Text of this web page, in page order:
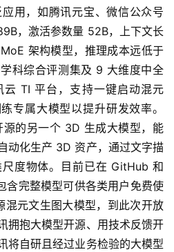
用，如腾讯元宝、微信公众号
，激活参数量 52B，上下文长
架构模型，推理成本远低于
科综合评测集及 9 大维度中全
TI 平台，支持一键启动混元
专属大模型以提升研发效率。
的另一个 3D 生成大模型，能
动化生产 3D 资产，通过文字描
度物体。目前已在 GitHub 和
含完整模型可供各类用户免费使
元文生图大模型，到此次开放
拥抱大模型开源、用技术反馈开
将自研且经过业务检验的大模型